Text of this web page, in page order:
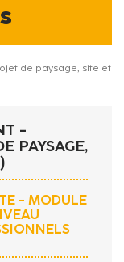
de paysage, site et
-
PAYSAGE,
- MODULE